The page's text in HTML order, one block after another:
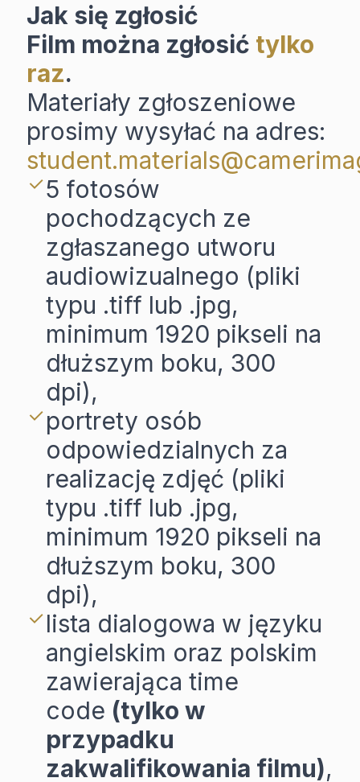
Jak się zgłosić
Film można zgłosić tylko
raz.
Materiały zgłoszeniowe
prosimy wysyłać na adres:
5 fotosów
pochodzących ze
zgłaszanego utworu
audiowizualnego (pliki
typu .tiff lub .jpg,
minimum 1920 pikseli na
dłuższym boku, 300
dpi),
portrety osób
odpowiedzialnych za
realizację zdjęć (pliki
typu .tiff lub .jpg,
minimum 1920 pikseli na
dłuższym boku, 300
dpi),
lista dialogowa w języku
angielskim oraz polskim
zawierająca time
code (tylko w
przypadku
zakwalifikowania filmu),